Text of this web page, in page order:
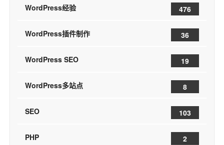
WordPress经验 476
WordPress插件制作 36
WordPress SEO 19
WordPress多站点 8
SEO 103
PHP 2